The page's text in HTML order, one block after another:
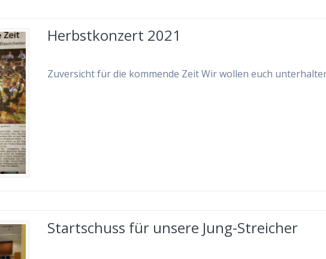
Herbstkonzert 2021
Zuversicht für die kommende Zeit Wir wollen euch
Startschuss für unsere Jung-Streicher